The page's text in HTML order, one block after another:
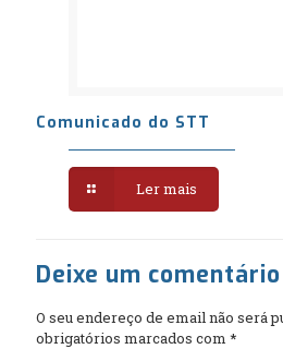
Comunicado do STT
Ler mais
Deixe um comentário
O seu endereço de email não será
obrigatórios marcados com *